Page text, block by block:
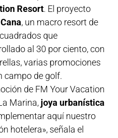
Resort. El proyecto
, un macro resort de
que
al 30 por ciento, con
varias promociones
campo de golf.
de FM Your Vacation
Marina, joya urbanística
aquí nuestro
hotelera», señala el